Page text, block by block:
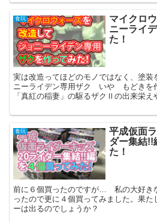
食玩
マイクロ
ニーライ
た！
実は改造ってほどのモノではなく、塗装
ニーライデン専用ザク いや もどきを
「真紅の稲妻」の駆るザクⅡの出来栄
食玩
平成仮面
ダー集結
た！
前に６個買ったのですが… 私の大好き
ったので更に４個買ってみました。果
ーは出るのでしょうか？